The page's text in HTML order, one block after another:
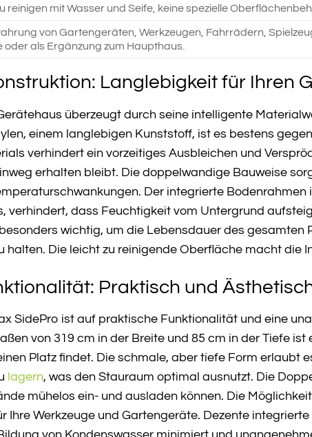
reinigen mit Wasser und Seife, keine spezielle
von Gartengeräten, Werkzeugen, Fahrrädern,
oder als Ergänzung zum Haupthaus.
Langlebigkeit für Ihren
überzeugt durch seine intelligente
einem langlebigen Kunststoff, ist es bestens
verhindert ein vorzeitiges Ausbleichen und
erhalten bleibt. Die doppelwandige Bauweise
Der integrierte
verhindert, dass Feuchtigkeit vom Untergrund
wichtig, um die Lebensdauer des
halten. Die leicht zu reinigende Oberfläche macht die
Praktisch und
SidePro ist auf praktische Funktionalität und eine
von 319 cm in der Breite und 85 cm in der Tiefe
Platz findet. Die schmale, aber tiefe Form erlaubt
lagern, was den Stauraum optimal ausnutzt. Die
mühelos ein- und ausladen können. Die
Ihre Werkzeuge und Gartengeräte. Dezente